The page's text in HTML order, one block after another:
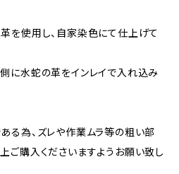
を使用し、自家染色にて仕上げて
に水蛇の革をインレイで入れ込み
る為、ズレや作業ムラ等の粗い部
ご購入くださいますようお願い致し